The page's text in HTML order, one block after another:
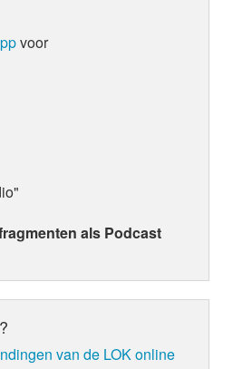
voor
als Podcast
van de LOK online